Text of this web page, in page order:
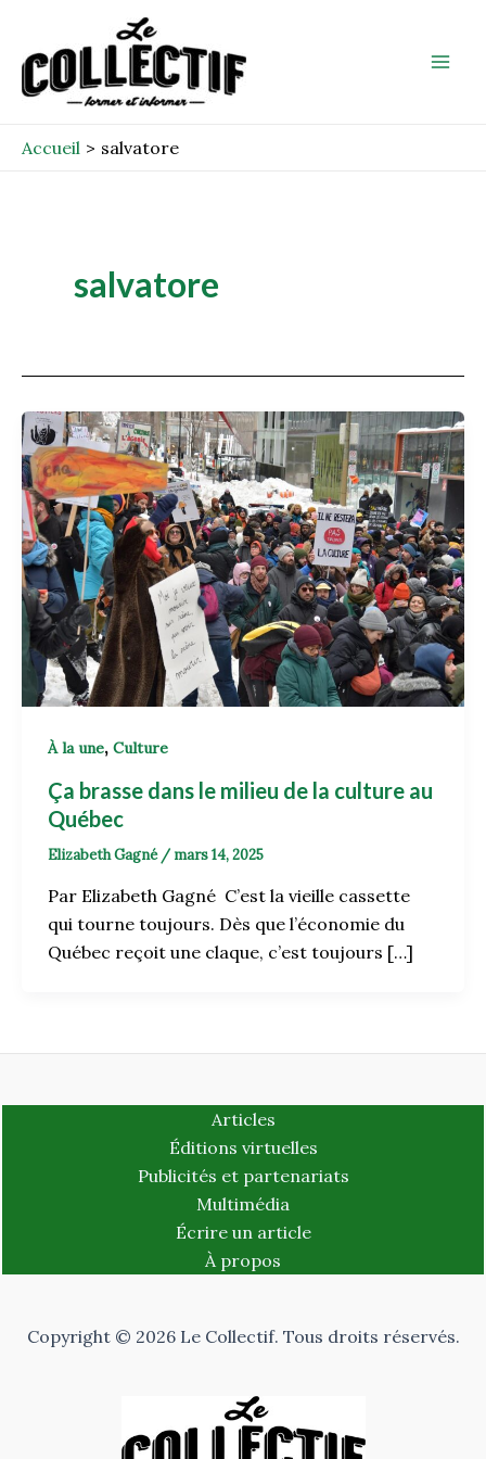
contenu
Accueil salvatore
salvatore
À la une, Culture
Ça brasse dans le milieu de la culture au
Québec
Elizabeth Gagné / mars 14, 2025
Par Elizabeth Gagné C’est la vieille cassette
qui tourne toujours. Dès que l’économie du
Québec reçoit une claque, c’est toujours […]
Articles
Éditions virtuelles
Publicités et partenariats
Multimédia
Écrire un article
À propos
Copyright © 2026 Le Collectif. Tous droits réservés.